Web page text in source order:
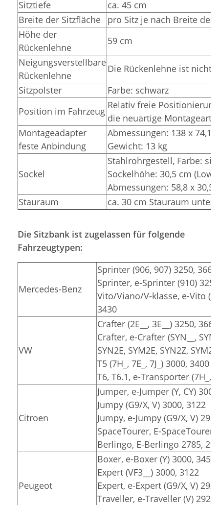
Sitztiefe
ca. 45 cm
Breite der Sitzfläche
pro Sitz je nach Breite der
Höhe der
Rückenlehne
59 cm
Neigungsverstellbare
Rückenlehne
Die Rückenlehne ist nicht
Sitzpolster
Farbe: schwarz
Position im Fahrzeug
Relativ freie
die neuartige Montageart
Montageadapter
feste Anbindung
Abmessungen: 138 x 74,1
Gewicht: 13 kg
Sockel
Stahlrohrgestell, Farbe:
Sockelhöhe: 30,5 cm
Abmessungen: 58,8 x 30,5
Stauraum
ca. 30 cm Stauraum unter
Die Sitzbank ist zugelassen für folgende
Fahrzeugtypen:
Mercedes-Benz
Sprinter (906, 907) 3250,
Sprinter, e-Sprinter (910)
Vito/Viano/V-klasse, e-Vito
3430
VW
Crafter (2E__, 3E__) 3250,
Crafter, e-Crafter (SYN__,
SYN2E, SYM2E, SYN2Z,
T5 (7H_, 7E_, 7J_) 3000, 3400
T6, T6.1, e-Transporter (7H_,
Citroen
Jumper, e-Jumper (Y, CY)
Jumpy (G9/X, V) 3000, 3122
Jumpy, e-Jumpy (G9/X, V)
SpaceTourer, E-SpaceTourer
Berlingo, E-Berlingo 2785,
Peugeot
Boxer, e-Boxer (Y) 3000,
Expert (VF3__) 3000, 3122
Expert, e-Expert (G9/X, V)
Traveller, e-Traveller (V)